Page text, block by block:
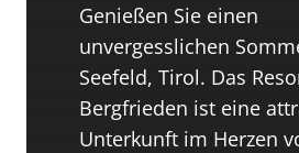
Genießen Sie einen
unvergesslichen
Seefeld, Tirol. Das
Bergfrieden ist eine
Unterkunft im Herzen